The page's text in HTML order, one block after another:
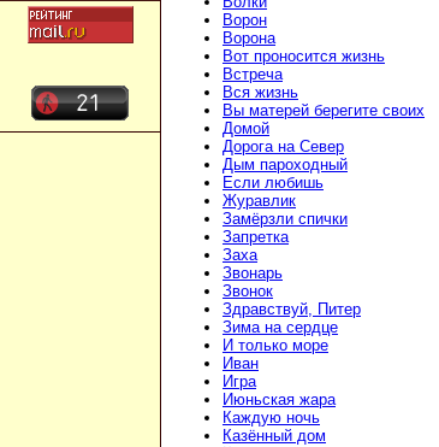
Ворон
Ворона
Вот проносится жизнь
Встреча
Вся жизнь
Вы матерей берегите своих
Домой
Дорога на Север
Дым пароходный
Если любишь
Журавлик
Замёрзли спички
Запретка
Заха
Звонарь
Звонок
Здравствуй, Питер
Зима на сердце
И только море
Иван
Игра
Июньская жара
Каждую ночь
Казённый дом